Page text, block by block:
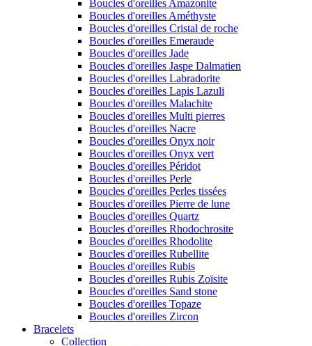
Boucles d'oreilles Amazonite
Boucles d'oreilles Améthyste
Boucles d'oreilles Cristal de roche
Boucles d'oreilles Emeraude
Boucles d'oreilles Jade
Boucles d'oreilles Jaspe Dalmatien
Boucles d'oreilles Labradorite
Boucles d'oreilles Lapis Lazuli
Boucles d'oreilles Malachite
Boucles d'oreilles Multi pierres
Boucles d'oreilles Nacre
Boucles d'oreilles Onyx noir
Boucles d'oreilles Onyx vert
Boucles d'oreilles Péridot
Boucles d'oreilles Perle
Boucles d'oreilles Perles tissées
Boucles d'oreilles Pierre de lune
Boucles d'oreilles Quartz
Boucles d'oreilles Rhodochrosite
Boucles d'oreilles Rhodolite
Boucles d'oreilles Rubellite
Boucles d'oreilles Rubis
Boucles d'oreilles Rubis Zoïsite
Boucles d'oreilles Sand stone
Boucles d'oreilles Topaze
Boucles d'oreilles Zircon
Bracelets
Collection